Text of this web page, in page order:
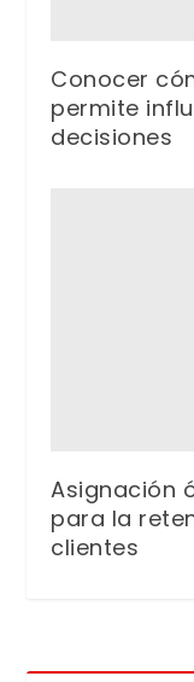
Conocer
permite
decisiones
Asignación
para la
clientes